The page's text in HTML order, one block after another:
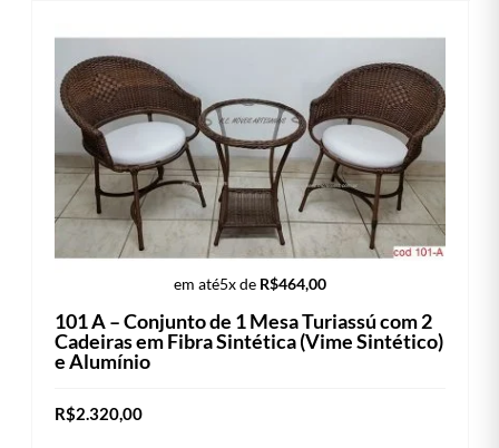
em até5x de R$464,00
101 A – Conjunto de 1 Mesa Turiassú com 2
Cadeiras em Fibra Sintética (Vime Sintético)
e Alumínio
R$2.320,00